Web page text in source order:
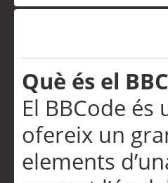
Què és el
El BBCode
ofereix un
elements